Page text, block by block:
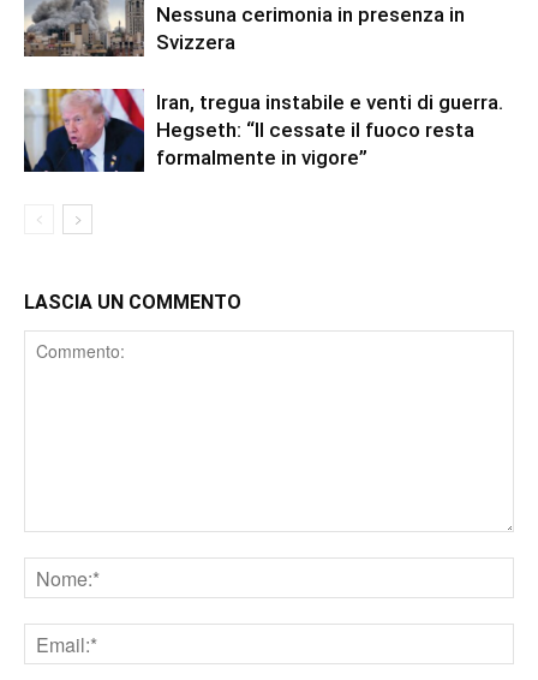
Nessuna cerimonia in presenza in
Svizzera
Iran, tregua instabile e venti di guerra.
Hegseth: “Il cessate il fuoco resta
formalmente in vigore”
LASCIA UN COMMENTO
Comment
Nome
Email